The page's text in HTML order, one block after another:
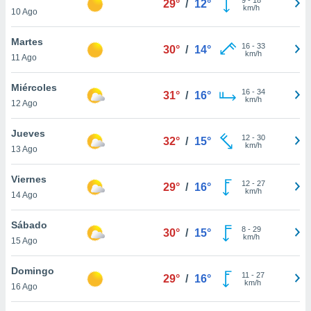
más
nuestra
y
de
disponible
cookies
aceptar
10 Ago
29° / 12°
km/h
Martes
11 Ago
30° / 14° 16- 33
km/h
Miércoles
12 Ago
31° / 16° 16- 34
km/h
Jueves
13 Ago
32° / 15° 12- 30
km/h
Viernes
14 Ago
29° / 16° 12- 27
km/h
Sábado
15 Ago
30° / 15° 8- 29
km/h
Domingo
16 Ago
29° / 16° 11 - 27
km/h